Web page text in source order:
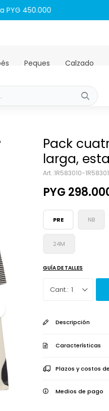
compras mayores a PYG
Peques Calzado
Pack
larga,
1R583010-
PYG
PRE NB
24M
GUÍA DE TALLES
1
Descripción
Características
Plazos y costos
Medios de pago